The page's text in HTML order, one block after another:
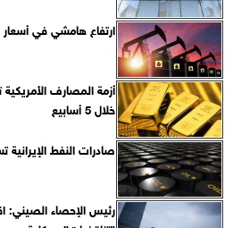
ارتفاع هامشي في
أزمة المصارف
خلال 5 أسابيع
صادرات النفط الإيرانية
رئيس الإحصاء الصيني: